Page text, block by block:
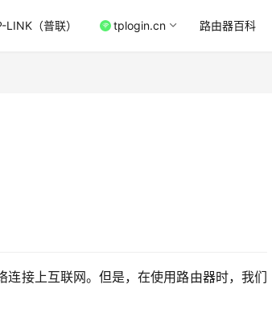
LINK（普联） tplogin.cn 路由器百科
接上互联网。但是，在使用路由器时，我们